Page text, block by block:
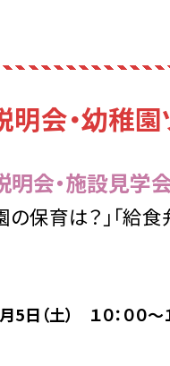
会・幼稚
会・施設見学
保育は？」「給食
土） １０：００～１